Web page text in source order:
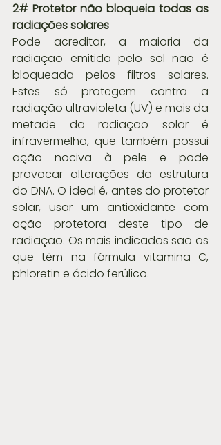
2# Protetor não bloqueia todas as
radiações solares
Pode acreditar, a maioria da
radiação emitida pelo sol não é
bloqueada pelos filtros solares.
Estes só protegem contra a
radiação ultravioleta (UV) e mais da
metade da radiação solar é
infravermelha, que também possui
ação nociva à pele e pode
provocar alterações da estrutura
do DNA. O ideal é, antes do protetor
solar, usar um antioxidante com
ação protetora deste tipo de
radiação. Os mais indicados são os
que têm na fórmula vitamina C,
phloretin e ácido ferúlico.